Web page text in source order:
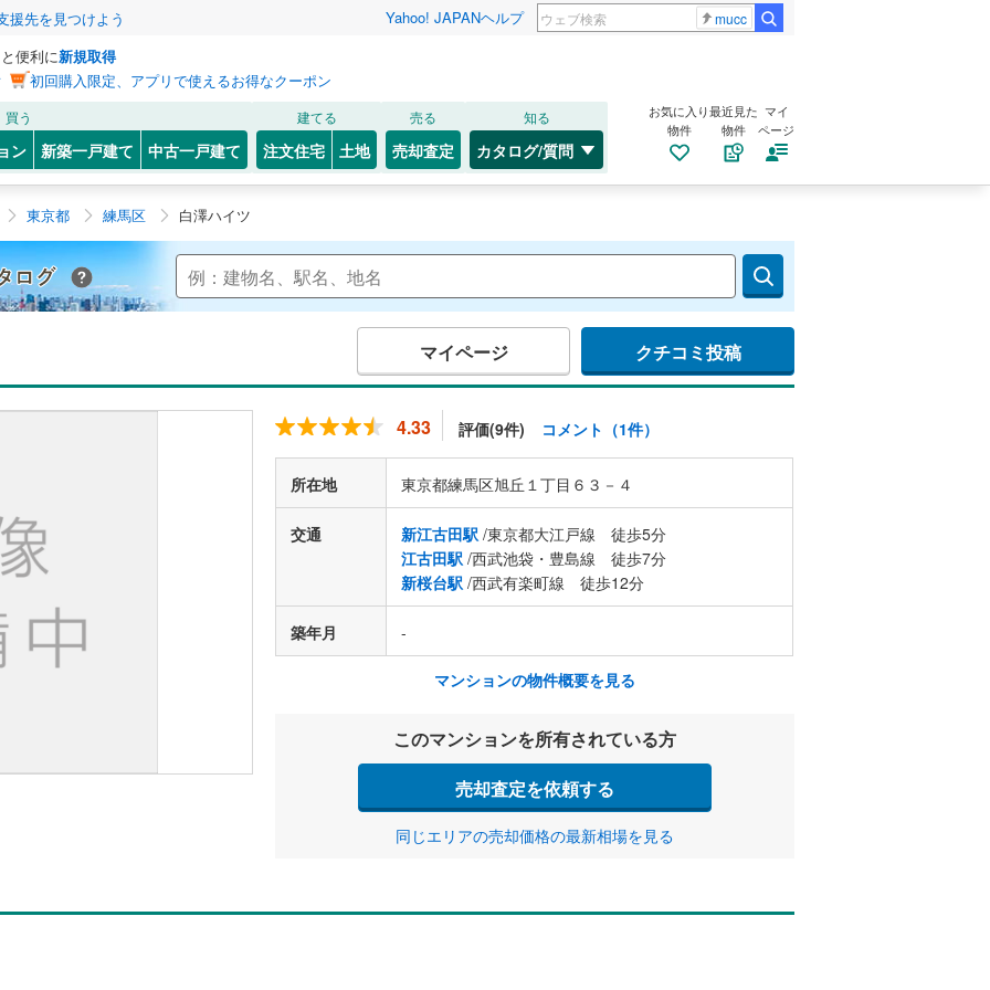
援先を見つけよう Yahoo! JAPANヘルプ mucc
便利に新規取得
初回購入限定、アプリで使えるお得なクーポン
買う
ン 新築一戸建て 中古一戸建て
建てる
注文住宅 土地
売る
売却査定
知る
カタログ/質問
お気に入り
物件
最近見た
物件
マイ
ページ
東京都 練馬区 白澤ハイツ
Yahoo!不動産 マンションカタログ
マイページ クチコミ投稿
4.33 評価(9件) コメント（1件）
所在地 東京都練馬区旭丘１丁目６３－４
交通 新江古田駅 /東京都大江戸線 徒歩5分
江古田駅 /西武池袋・豊島線 徒歩7分
新桜台駅 /西武有楽町線 徒歩12分
築年月 -
マンションの物件概要を見る
このマンションを所有されている方
売却査定を依頼する
同じエリアの売却価格の最新相場を見る